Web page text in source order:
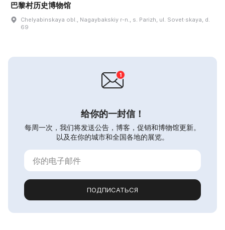
巴黎村历史博物馆
Chelyabinskaya obl., Nagaybakskiy r-n., s. Parizh, ul. Sovet·skaya, d.
69
给你的一封信！
每周一次，我们将发送公告，博客，促销和博物馆更新。
以及在你的城市和全国各地的展览。
ПОДПИСАТЬСЯ